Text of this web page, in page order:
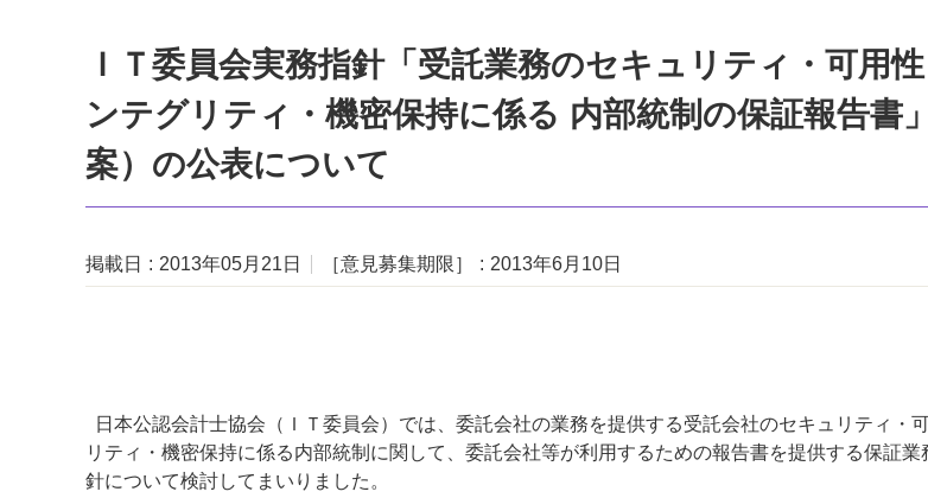
ＩＴ委員会実務指針「受託業務のセキュリティ・可用
ンテグリティ・機密保持に係る 内部統制の保証報告書
案）の公表について
掲載日 2013年05月21日 ［意見募集期限］ 2013年6月10日
日本公認会計士協会（ＩＴ委員会）では、委託会社の業務を提供する受託会社のセキュリティ・
リティ・機密保持に係る内部統制に関して、委託会社等が利用するための報告書を提供する保証業
針について検討してまいりました。